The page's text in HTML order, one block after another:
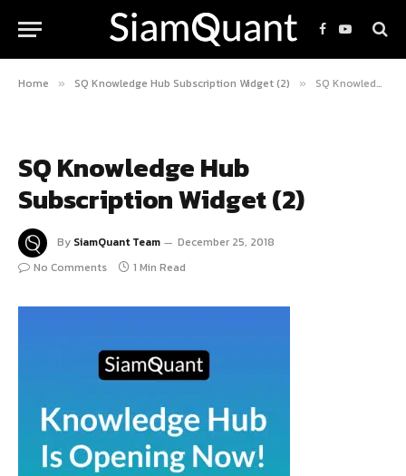
Facebook
YouTube
Home » SQ Knowledge Hub Subscription Widget (2) » SQ Knowledge Hub Subscription Widget (2)
SQ Knowledge Hub
Subscription Widget (2)
By SiamQuant Team
December 25, 2018
No Comments
1 Min Read